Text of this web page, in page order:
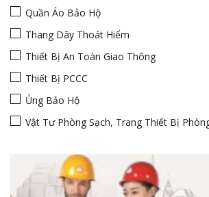
Quần Áo Bảo Hộ
Thang Dây Thoát Hiểm
Thiết Bị An Toàn Giao Thông
Thiết Bị PCCC
Ủng Bảo Hộ
Vật Tư Phòng Sạch, Trang Thiết Bị